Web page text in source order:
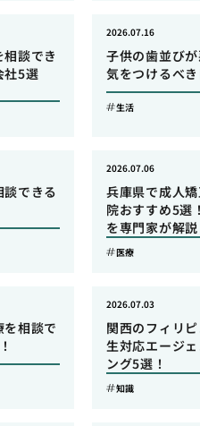
談でき
社5選
子供の歯並び
気をつけるべ
2026.07.16
生活
できる
兵庫県で成人
院おすすめ5選
を専門家が解説
2026.07.06
医療
相談で
関西のフィリ
生対応エージ
ング5選！
2026.07.03
知識